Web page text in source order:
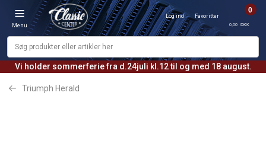
Vi holder sommerferie fra d.24juli kl.12 til og med 18 august.
Menu
Log ind Favoritter
0
0,00 DKK
Triumph Herald